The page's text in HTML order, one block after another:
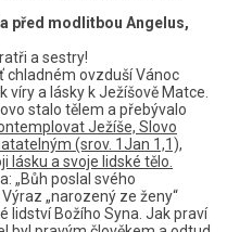
před modlitbou Angelus,
a sestry!
chladném ovzduší Vánoc
a lásky k Ježíšově Matce.
stalo tělem a přebývalo
Ježíše, Slovo
(srov. 1Jan 1,1),
lásku a svoje lidské tělo.
„Bůh poslal svého
„narozený ze ženy“
lidství Božího Syna. Jak praví